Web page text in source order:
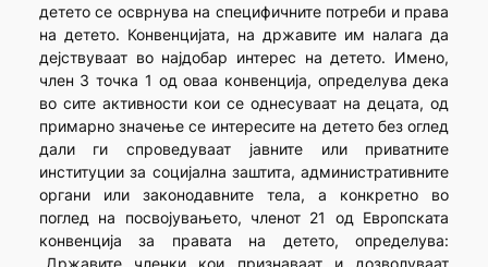
детето се осврнува на специфичните потреби и права
на детето. Конвенцијата, на државите им налага да
дејствуваат во најдобар интерес на детето. Имено,
член 3 точка 1 од оваа конвенција, определува дека
во сите активности кои се однесуваат на децата, од
примарно значење се интересите на детето без оглед
дали ги спроведуваат јавните или приватните
институции за социјална заштита, административните
органи или законодавните тела, а конкретно во
поглед на посвојувањето, членот 21 од Европската
конвенција за правата на детето, определува: